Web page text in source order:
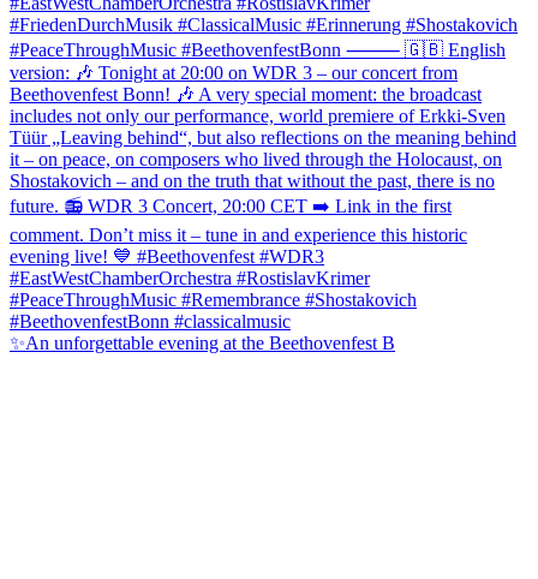
✨An unforgettable evening at the Beethovenfest B